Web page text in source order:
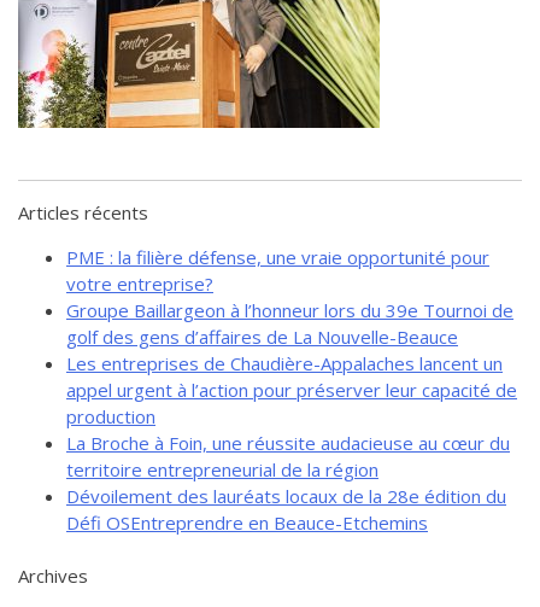
de solidarité
Futurpreneur
Toile entrepreneuriale Nouvelle-
Beauce
Articles récents
PME : la filière défense, une vraie opportunité pour
votre entreprise?
Groupe Baillargeon à l’honneur lors du 39e Tournoi de
golf des gens d’affaires de La Nouvelle-Beauce
Les entreprises de Chaudière-Appalaches lancent un
appel urgent à l’action pour préserver leur capacité de
production
La Broche à Foin, une réussite audacieuse au cœur du
territoire entrepreneurial de la région
Dévoilement des lauréats locaux de la 28e édition du
Défi OSEntreprendre en Beauce-Etchemins
Archives